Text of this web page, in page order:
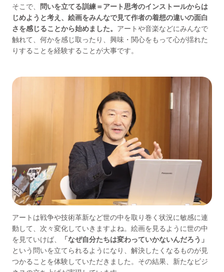
そこで、 問いを立てる訓練＝アート思考のインストールからは
じめようと考え、絵画をみんなで見て作者の着想の違いの面白
さを感じることから始めました。 アートや音楽などにみんなで
触れて、何かを感じ取ったり、興味・関心をもって心が揺れた
りすることを経験することが大事です。
アートは戦争や技術革新など世の中を取り巻く状況に敏感に連
動して、次々変化していきますよね。絵画を見るように世の中
を見ていけば、
「なぜ自分たちは変わっていかないんだろう」
という問いを立てられるようになり、解決したくなるものが見
つかることを体験していただきました。その結果、新たなビジ